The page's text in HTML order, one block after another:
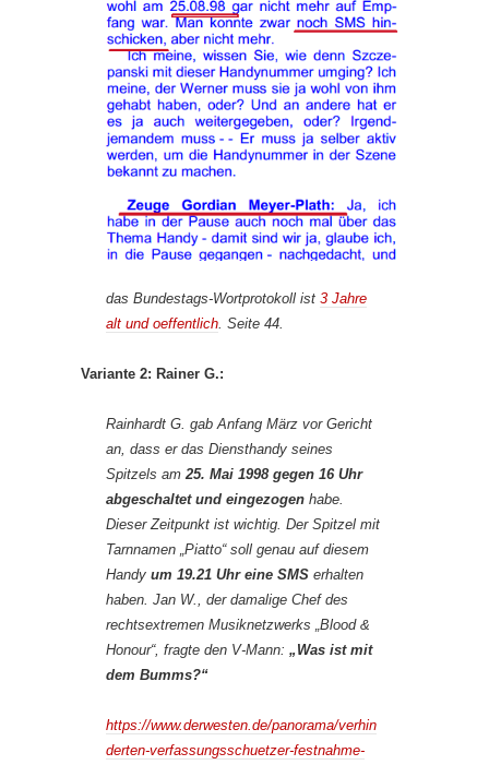
das Bundestags-Wortprotokoll ist 3 Jahre
alt und oeffentlich. Seite 44.
Variante 2: Rainer G.:
Rainhardt G. gab Anfang März vor Gericht
an, dass er das Diensthandy seines
Spitzels am 25. Mai 1998 gegen 16 Uhr
abgeschaltet und eingezogen habe.
Dieser Zeitpunkt ist wichtig. Der Spitzel mit
Tarnnamen „Piatto“ soll genau auf diesem
Handy um 19.21 Uhr eine SMS erhalten
haben. Jan W., der damalige Chef des
rechtsextremen Musiknetzwerks „Blood &
Honour“, fragte den V-Mann: „Was ist mit
dem Bumms?“
https://www.derwesten.de/panorama/verhin
derten-verfassungsschuetzer-festnahme-